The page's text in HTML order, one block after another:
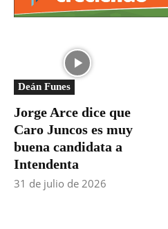
Deán Funes
Jorge Arce dice que
Caro Juncos es muy
buena candidata a
Intendenta
31 de julio de 2026